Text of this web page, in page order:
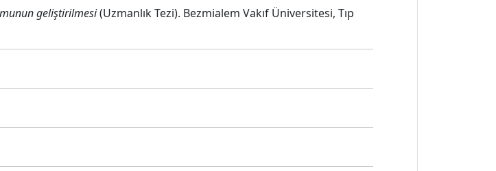
geliştirilmesi(Uzmanlık Tezi). Bezmialem Vakıf Üniversitesi, Tıp